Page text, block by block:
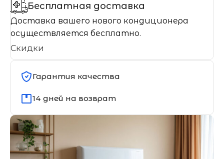
Бесплатная доставка
Доставка вашего нового кондиционера
осуществляется бесплатно.
Скидки
Гарантия качества
14 дней на возврат